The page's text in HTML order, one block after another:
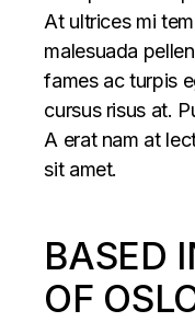
At ultrices mi
malesuada
fames ac turpis
cursus risus at.
A erat nam at
sit amet.
BASED
OF